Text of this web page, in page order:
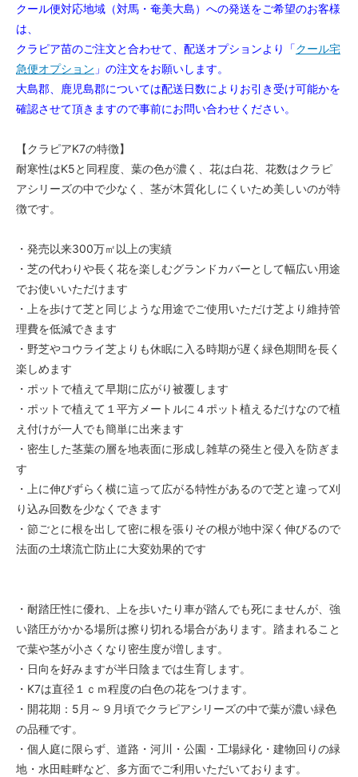
クール便対応地域（対馬・奄美大島）への発送をご希望のお客様
は、
クラピア苗のご注文と合わせて、配送オプションより「クール宅
急便オプション 」の注文をお願いします。
大島郡、鹿児島郡については配送日数によりお引き受け可能かを
確認させて頂きますので事前にお問い合わせください。
【クラピアK7の特徴】
耐寒性はK5と同程度、葉の色が濃く、花は白花、花数はクラピ
アシリーズの中で少なく、茎が木質化しにくいため美しいのが特
徴です。
・発売以来300万㎡以上の実績
・芝の代わりや長く花を楽しむグランドカバーとして幅広い用途
でお使いいただけます
・上を歩けて芝と同じような用途でご使用いただけ芝より維持管
理費を低減できます
・野芝やコウライ芝よりも休眠に入る時期が遅く緑色期間を長く
楽しめます
・ポットで植えて早期に広がり被覆します
・ポットで植えて１平方メートルに４ポット植えるだけなので植
え付けが一人でも簡単に出来ます
・密生した茎葉の層を地表面に形成し雑草の発生と侵入を防ぎま
す
・上に伸びずらく横に這って広がる特性があるので芝と違って刈
り込み回数を少なくできます
・節ごとに根を出して密に根を張りその根が地中深く伸びるので
法面の土壌流亡防止に大変効果的です
・耐踏圧性に優れ、上を歩いたり車が踏んでも死にませんが、強
い踏圧がかかる場所は擦り切れる場合があります。踏まれること
で葉や茎が小さくなり密生度が増します。
・日向を好みますが半日陰までは生育します。
・K7は直径１ｃｍ程度の白色の花をつけます。
・開花期：5月～９月頃でクラピアシリーズの中で葉が濃い緑色
の品種です。
・個人庭に限らず、道路・河川・公園・工場緑化・建物回りの緑
地・水田畦畔など、多方面でご利用いただいております。